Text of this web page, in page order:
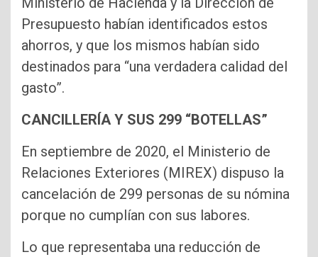
Presupuesto habían identificados estos
ahorros, y que los mismos habían sido
destinados para “una verdadera calidad del
gasto”.
CANCILLERÍA Y SUS 299 “BOTELLAS”
En septiembre de 2020, el Ministerio de
Relaciones Exteriores (MIREX) dispuso la
cancelación de 299 personas de su nómina
porque no cumplían con sus labores.
Lo que representaba una reducción de